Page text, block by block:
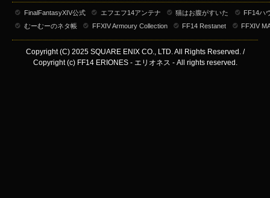
FinalFantasyXIV公式 エフエフ14アンテナ 猫はお腹がすいた
FF14ハ
むーむーのネタ帳
FFXIV Armoury Collection FF14 Restanet FFXIV
Copyright (C) 2025 SQUARE ENIX CO., LTD. All Rights Reserved. /
Copyright (c) FF14 ERIONES - エリオネス - All rights reserved.